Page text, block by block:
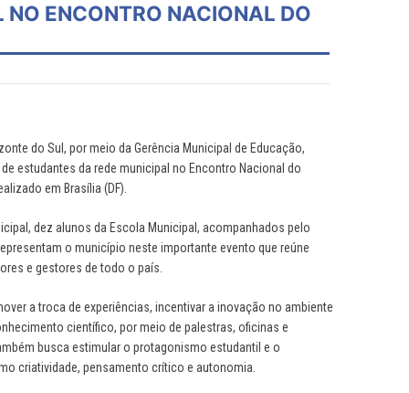
NO ENCONTRO NACIONAL DO
do Sul, por meio da Gerência Municipal de Educação,
estudantes da rede municipal no Encontro Nacional do
em Brasília (DF).
dez alunos da Escola Municipal, acompanhados pelo
o município neste importante evento que reúne
e gestores de todo o país.
a troca de experiências, incentivar a inovação no ambiente
científico, por meio de palestras, oficinas e
busca estimular o protagonismo estudantil e o
criatividade, pensamento crítico e autonomia.